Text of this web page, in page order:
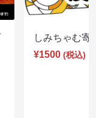
しみちゃむ
¥1500 (税込)